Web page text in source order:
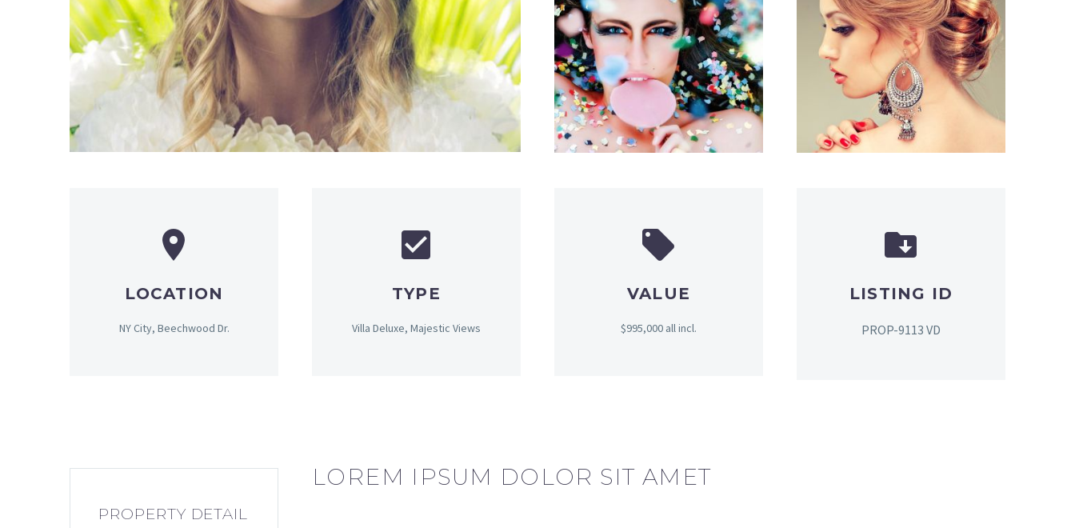
LOCATION
NY City, Beechwood Dr.
TYPE
Villa Deluxe, Majestic Views
VALUE
$995,000 all incl.
LISTING ID
PROP-9113 VD
PROPERTY DETAIL
LOREM IPSUM DOLOR SIT AMET